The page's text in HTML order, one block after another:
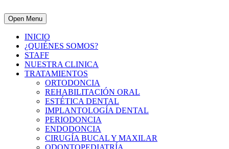
Open Menu
INICIO
¿QUIÉNES SOMOS?
STAFF
NUESTRA CLINICA
TRATAMIENTOS
ORTODONCIA
REHABILITACIÓN ORAL
ESTÉTICA DENTAL
IMPLANTOLOGÍA DENTAL
PERIODONCIA
ENDODONCIA
CIRUGÍA BUCAL Y MAXILAR
ODONTOPEDIATRÍA